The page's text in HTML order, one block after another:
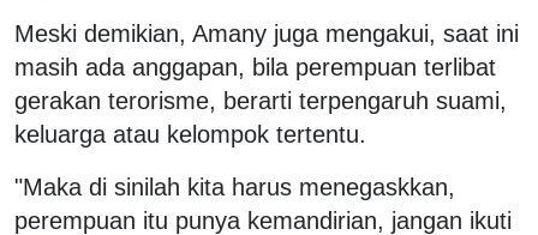
Meski demikian, Amany juga mengakui, saat ini
masih ada anggapan, bila perempuan terlibat
gerakan terorisme, berarti terpengaruh suami,
keluarga atau kelompok tertentu.
"Maka di sinilah kita harus menegaskkan,
perempuan itu punya kemandirian, jangan ikuti